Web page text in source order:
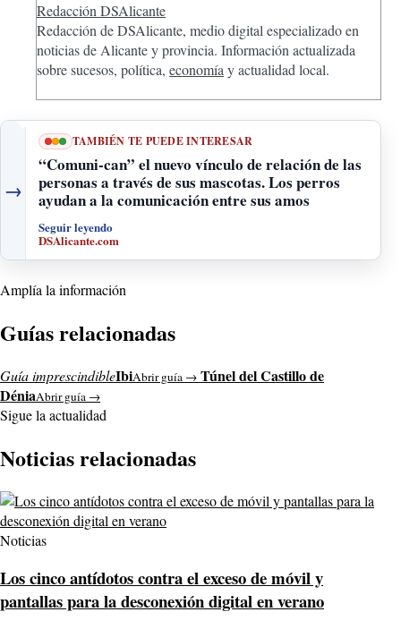
Redacción DSAlicante
Redacción de DSAlicante, medio digital especializado en
noticias de Alicante y provincia. Información actualizada
sobre sucesos, política, economíay actualidad local.
→
TAMBIÉN TE PUEDE INTERESAR
“Comuni-can” el nuevo vínculo de relación de las
personas a través de sus mascotas. Los perros
ayudan a la comunicación entre sus amos
Seguir leyendo
DSAlicante.com
Amplía la información
Guías relacionadas
Guía imprescindibleIbiAbrir guía → Túnel del Castillo de
DéniaAbrir guía →
Sigue la actualidad
Noticias relacionadas
Noticias
Los cinco antídotos contra el exceso de móvil y
pantallas para la desconexión digital en verano